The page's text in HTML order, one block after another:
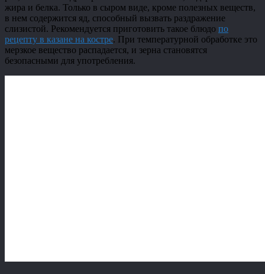
жира и белка. Только в сыром виде, кроме полезных веществ,
в нем содержится яд, способный вызвать раздражение
слизистой. Рекомендуется приготовить такое блюдо по
рецепту в казане на костре. При температурной обработке это
мерзкое вещество распадается, и зерна становятся
безопасными для употребления.